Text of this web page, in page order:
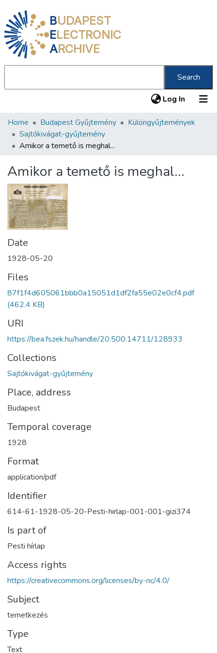
BUDAPEST
ELECTRONIC
ARCHIVE
Search
Log In (current)
Communities & Collections
All of DSpace
About us
Home Budapest Gyűjtemény
Különgyűjtemények
Sajtókivágat-gyűjtemény
Amikor a temető is meghal...
Amikor a temető is meghal...
Date
1928-05-20
Files
87f1f4d605061bbb0a15051d1df2fa55e02e0cf4.pdf
(462.4 KB)
URI
https://bea.fszek.hu/handle/20.500.14711/128933
Collections
Sajtókivágat-gyűjtemény
Place, address
Budapest
Temporal coverage
1928
Format
application/pdf
Identifier
614-61-1928-05-20-Pesti-hirlap-001-001-gizi374
Is part of
Pesti hírlap
Access rights
https://creativecommons.org/licenses/by-nc/4.0/
Subject
temetkezés
Type
Text